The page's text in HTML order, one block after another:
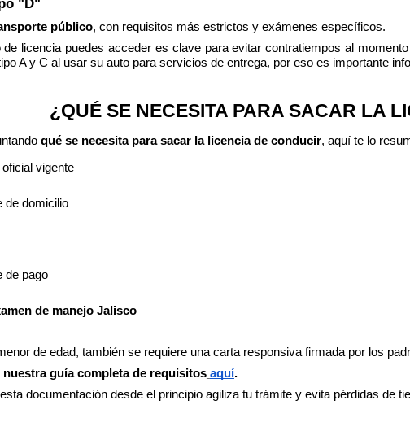
"D"
público, con requisitos más estrictos y exámenes específicos.
de licencia puedes acceder es clave para evitar contratiempos al
A y C al usar su auto para servicios de entrega, por eso es importante
¿QUÉ SE NECESITA PARA SACAR LA
qué se necesita para sacar la licencia de conducir, aquí te lo
oficial vigente
de domicilio
de pago
de manejo Jalisco
de edad, también se requiere una carta responsiva firmada por los
nuestra guía completa de requisitos aquí.
documentación desde el principio agiliza tu trámite y evita pérdidas de